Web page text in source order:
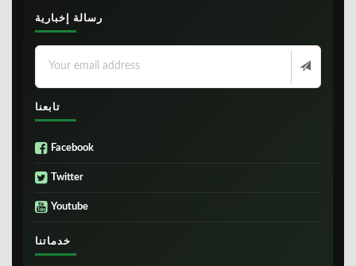
رسالة إخبارية
تابعنا
Facebook
Twitter
Youtube
خدماتنا